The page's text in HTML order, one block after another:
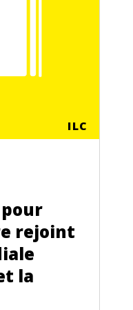
ILC
rejoint
la